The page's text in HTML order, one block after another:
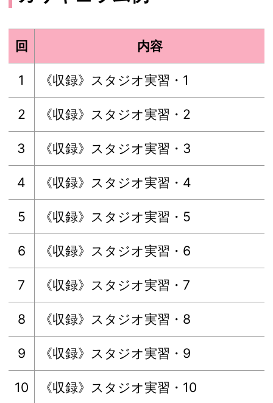
回 内容
1 《収録》スタジオ実習・1
2 《収録》スタジオ実習・2
3 《収録》スタジオ実習・3
4 《収録》スタジオ実習・4
5 《収録》スタジオ実習・5
6 《収録》スタジオ実習・6
7 《収録》スタジオ実習・7
8 《収録》スタジオ実習・8
9 《収録》スタジオ実習・9
10 《収録》スタジオ実習・10